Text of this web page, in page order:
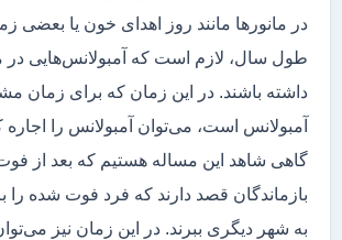
در مانور‌ها مانند روز اهدای خون یا بعضی
طول سال، لازم است که آمبولانس‌هایی
داشته باشند. در این زمان که برای زمان
آمبولانس است، می‌توان آمبولانس را اجاره
گاهی شاهد این مساله هستیم که بعد از
بازماندگان قصد دارند که فرد فوت شده را
به شهر دیگری ببرند. در این زمان نیز